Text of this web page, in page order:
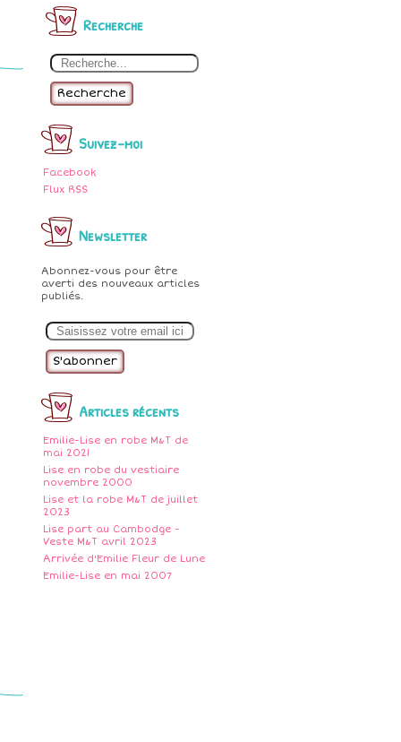
Recherche
Recherche
Suivez-moi
Facebook
Flux RSS
Newsletter
Abonnez-vous pour être
averti des nouveaux articles
publiés.
m
Articles récents
Emilie-Lise en robe M&T de
mai 2021
Lise en robe du vestiaire
novembre 2000
Lise et la robe M&T de juillet
2023
Lise part au Cambodge -
Veste M&T avril 2023
Arrivée d'Emilie Fleur de Lune
Emilie-Lise en mai 2007